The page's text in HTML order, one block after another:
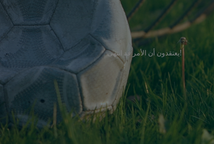
!يعتقدون أن الأمر قد انتهى